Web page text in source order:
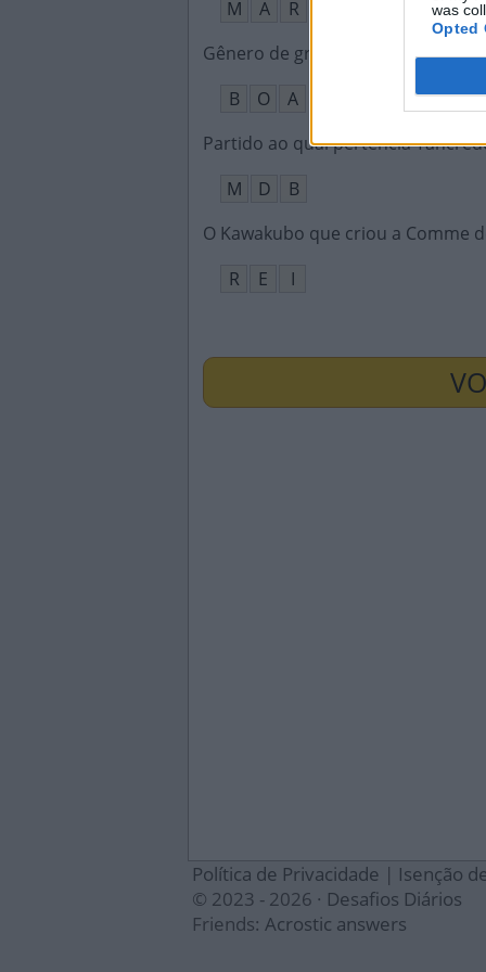
was
Opted
M
A
R
Gênero de grande serpente
B
O
A
Partido ao qual pertencia
M
D
B
O Kawakubo que criou a Comme
R
E I
Política de Privacidade | Isenção
© 2023 - 2026 · Desafios Diários
Friends: Acrostic answers